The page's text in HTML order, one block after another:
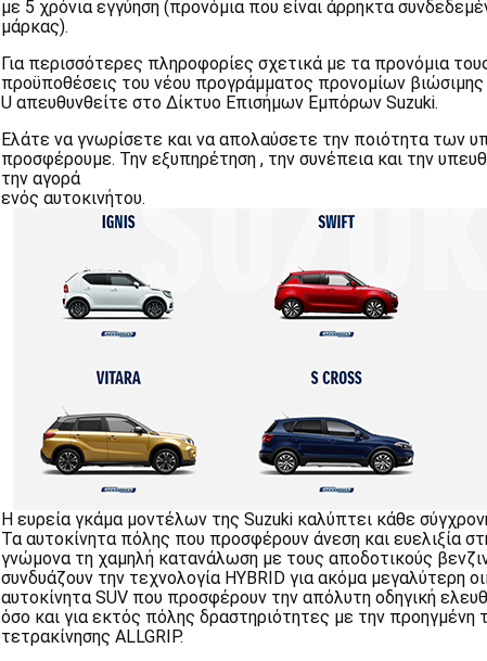
με 5 χρόνια εγγύηση (προνόμια που είναι άρρηκτα
μάρκας).
Για περισσότερες πληροφορίες σχετικά με τα προνόμια
προϋποθέσεις του νέου προγράμματος προνομίων
U απευθυνθείτε στο Δίκτυο Επισήμων Εμπόρων Suzuki.
Ελάτε να γνωρίσετε και να απολαύσετε την ποιότητα των
προσφέρουμε. Την εξυπηρέτηση , την συνέπεια και την
την αγορά
ενός αυτοκινήτου.
Η ευρεία γκάμα μοντέλων της Suzuki καλύπτει κάθε
Τα αυτοκίνητα πόλης που προσφέρουν άνεση και ευελιξία
γνώμονα τη χαμηλή κατανάλωση με τους αποδοτικούς
συνδυάζουν την τεχνολογία HYBRID για ακόμα μεγαλύτερη
αυτοκίνητα SUV που προσφέρουν την απόλυτη οδηγική
όσο και για εκτός πόλης δραστηριότητες με την προηγμένη
τετρακίνησης ALLGRIP.